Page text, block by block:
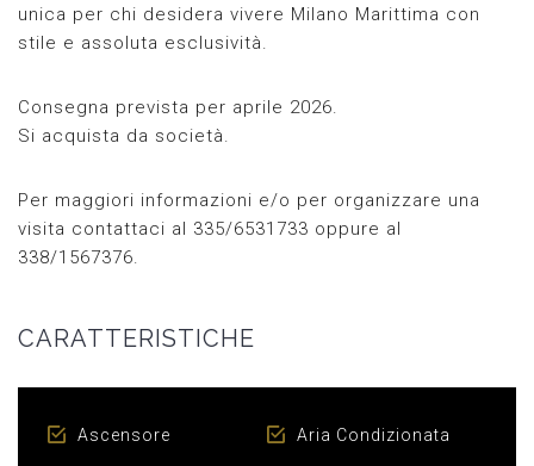
unica per chi desidera vivere Milano Marittima con
stile e assoluta esclusività.
Consegna prevista per aprile 2026.
Si acquista da società.
Per maggiori informazioni e/o per organizzare una
visita contattaci al 335/6531733 oppure al
338/1567376.
CARATTERISTICHE
Ascensore Aria Condizionata